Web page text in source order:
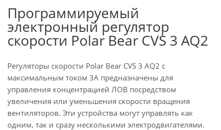
Программируемый
электронный регулятор
скорости Polar Bear CVS 3 AQ2
Регуляторы скорости Polar Bear CVS 3 AQ2 с
максимальным током 3А предназначены для
управления концентрацией ЛОВ посредством
увеличения или уменьшения скорости вращения
вентиляторов. Эти устройства могут управлять как
одним, так и сразу несколькими электродвигателями.